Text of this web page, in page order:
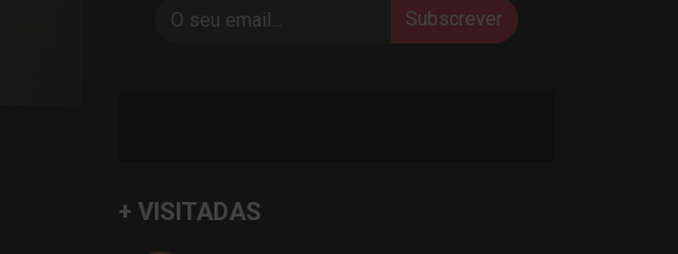
Subscrever
+ VISITADAS